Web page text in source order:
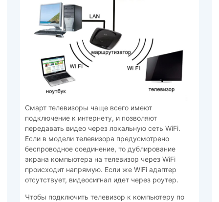
Смарт телевизоры чаще всего имеют
подключение к интернету, и позволяют
передавать видео через локальную сеть WiFi.
Если в модели телевизора предусмотрено
беспроводное соединение, то дублирование
экрана компьютера на телевизор через WiFi
происходит напрямую. Если же WiFi адаптер
отсутствует, видеосигнал идет через роутер.
Чтобы подключить телевизор к компьютеру по